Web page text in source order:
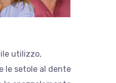
utilizzo,
le setole al dente